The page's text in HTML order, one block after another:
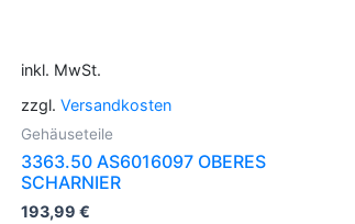
inkl. MwSt.
zzgl. Versandkosten
Gehäuseteile
3363.50 AS6016097 OBERES
SCHARNIER
193,99 €